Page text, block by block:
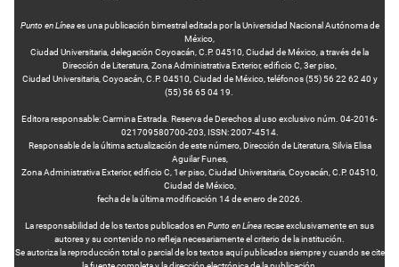
Punto en Líneaes una publicación bimestral editada por la Universidad Nacional Autónoma de
México,
Ciudad Universitaria, delegación Coyoacán, C.P. 04510, Ciudad de México, a través de la
Dirección de Literatura, Zona Administrativa Exterior, edificio C, 3er piso,
Ciudad Universitaria, Coyoacán, C.P. 04510, Ciudad de México, teléfonos (55) 56 22 62 40 y
(55) 56 65 04 19.
Editora responsable: Carmina Estrada. Reserva de Derechos al uso exclusivo núm. 04-2016-
021709580700-203, ISSN: 2007-4514.
Responsable de la última actualización de este número, Dirección de Literatura, Silvia Elisa
Aguilar Funes,
Zona Administrativa Exterior, edificio C, 1er piso, Ciudad Universitaria, Coyoacán, C.P. 04510,
Ciudad de México,
fecha de la última modificación 14 de enero de 2026.
La responsabilidad de los textos publicados en Punto en Línearecae exclusivamente en sus
autores y su contenido no refleja necesariamente el criterio de la institución.
Se autoriza la reproducción total o parcial de los textos aquí publicados siempre y cuando se cite